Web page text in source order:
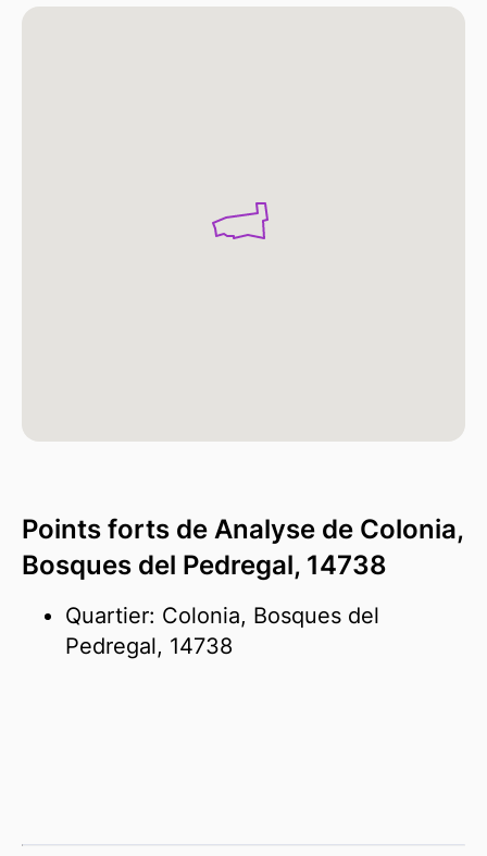
Points forts de Analyse de Colonia,
Bosques del Pedregal, 14738
Quartier: Colonia, Bosques del
Pedregal, 14738